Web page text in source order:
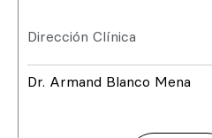
Dirección Clínica
Dr. Armand Blanco Mena